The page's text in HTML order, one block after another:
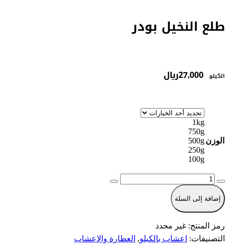
طلع النخيل بودر
الكيلو 27,000﷼
الوزن
1kg
750g
500g
250g
100g
كمية
طلع
النخيل
بودر
إضافة إلى السلة
رمز المنتج: غير محدد
التصنيفات:
اعشاب بالكيلو, العطارة والاعشاب